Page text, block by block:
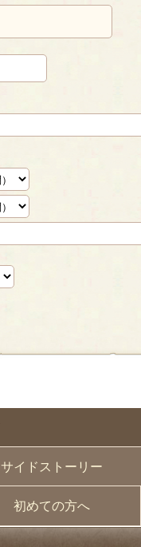
サイドストーリー
初めての方へ